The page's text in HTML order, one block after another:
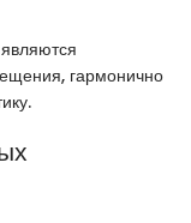
гармонично